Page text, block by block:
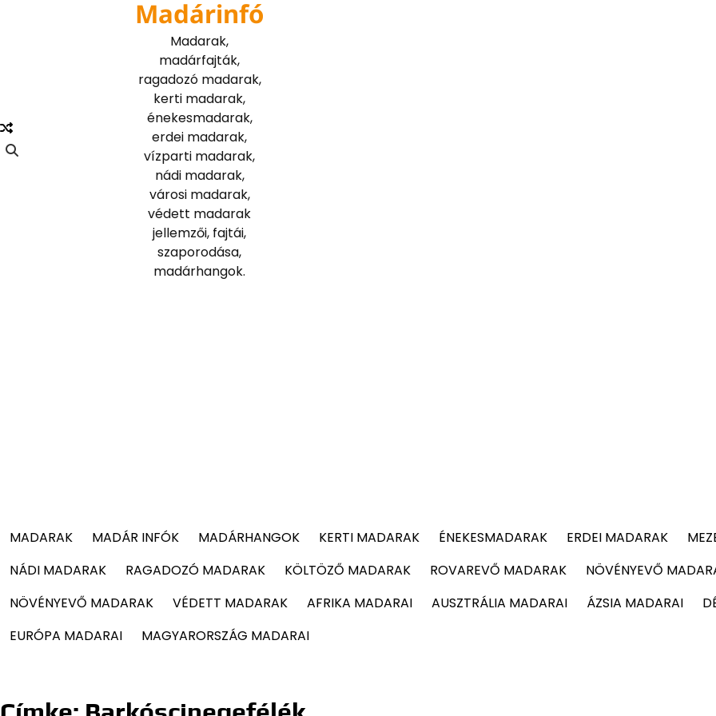
Madárinfó
Madarak,
madárfajták,
ragadozó madarak,
kerti madarak,
énekesmadarak,
erdei madarak,
vízparti madarak,
nádi madarak,
városi madarak,
védett madarak
jellemzői, fajtái,
szaporodása,
madárhangok.
MADARAK MADÁR INFÓK MADÁRHANGOK KERTI MADARAK ÉNEKESMADARAK ERDEI MADARAK
NÁDI MADARAK
RAGADOZÓ MADARAK KÖLTÖZŐ MADARAK ROVAREVŐ MADARAK
NÖVÉNYEVŐ
NÖVÉNYEVŐ MADARAK
VÉDETT MADARAK AFRIKA MADARAI AUSZTRÁLIA MADARAI ÁZSIA MADARAI
EURÓPA MADARAI
MAGYARORSZÁG MADARAI